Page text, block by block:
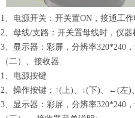
1、电源开关：开关置ON，接通工作
2、母线/支路：开关置母线时，仪
3、显示器：彩屏，分辨率320*240，
（二）、接收器
1、电源按键
2、操作按键：↑(上)、↓(下)、←(左)
3、显示器：彩屏，分辨率320*240，